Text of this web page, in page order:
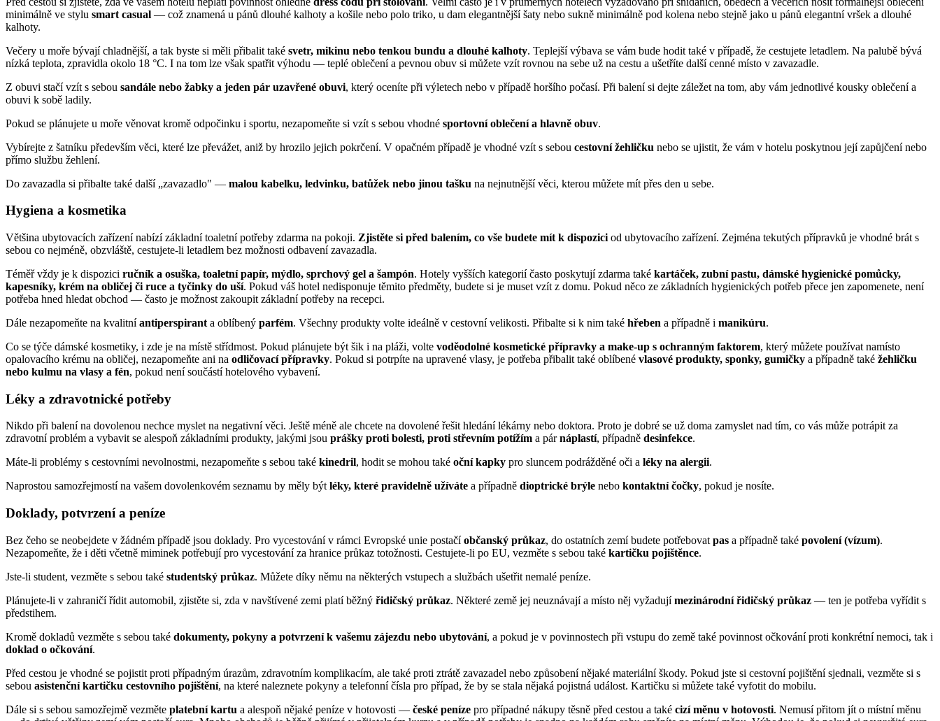
minimálně ve stylu smart casual — což znamená u pánů dlouhé kalhoty a košile nebo polo triko, u dam elegantnější šaty nebo sukně minimálně pod kolena nebo stejně jako u pánů elegantní vršek a dlouhé
kalhoty.
Večery u moře bývají chladnější, a tak byste si měli přibalit také svetr, mikinu nebo tenkou bundu a dlouhé kalhoty. Teplejší výbava se vám bude hodit také v případě, že cestujete letadlem. Na palubě bývá
nízká teplota, zpravidla okolo 18 °C. I na tom lze však spatřit výhodu — teplé oblečení a pevnou obuv si můžete vzít rovnou na sebe už na cestu a ušetříte další cenné místo v zavazadle.
Z obuvi stačí vzít s sebou sandále nebo žabky a jeden pár uzavřené obuvi, který oceníte při výletech nebo v případě horšího počasí. Při balení si dejte záležet na tom, aby vám jednotlivé kousky oblečení a
obuvi k sobě ladily.
Pokud se plánujete u moře věnovat kromě odpočinku i sportu, nezapomeňte si vzít s sebou vhodné sportovní oblečení a hlavně obuv.
Vybírejte z šatníku především věci, které lze převážet, aniž by hrozilo jejich pokrčení. V opačném případě je vhodné vzít s sebou cestovní žehličku nebo se ujistit, že vám v hotelu poskytnou její zapůjčení nebo
přímo službu žehlení.
Do zavazadla si přibalte také další „zavazadlo" — malou kabelku, ledvinku, batůžek nebo jinou tašku na nejnutnější věci, kterou můžete mít přes den u sebe.
Hygiena a kosmetika
Většina ubytovacích zařízení nabízí základní toaletní potřeby zdarma na pokoji. Zjistěte si před balením, co vše budete mít k dispozici od ubytovacího zařízení. Zejména tekutých přípravků je vhodné brát s
sebou co nejméně, obzvláště, cestujete-li letadlem bez možnosti odbavení zavazadla.
Téměř vždy je k dispozici ručník a osuška, toaletní papír, mýdlo, sprchový gel a šampón. Hotely vyšších kategorií často poskytují zdarma také kartáček, zubní pastu, dámské hygienické pomůcky,
kapesníky, krém na obličej či ruce a tyčinky do uší. Pokud váš hotel nedisponuje těmito předměty, budete si je muset vzít z domu. Pokud něco ze základních hygienických potřeb přece jen zapomenete, není
potřeba hned hledat obchod — často je možnost zakoupit základní potřeby na recepci.
Dále nezapomeňte na kvalitníantiperspirant a oblíbený parfém. Všechny produkty volte ideálně v cestovní velikosti. Přibalte si k nim také hřeben a případně i manikúru.
Co se týče dámské kosmetiky, i zde je na místě střídmost. Pokud plánujete být šik i na pláži, volte voděodolné kosmetické přípravky a make-up s ochranným faktorem, který můžete používat namísto
opalovacího krému na obličej, nezapomeňte ani na odličovací přípravky. Pokud si potrpíte na upravené vlasy, je potřeba přibalit také oblíbené vlasové produkty, sponky, gumičky a případně také žehličku
nebo kulmu na vlasy a fén, pokud není součástí hotelového vybavení.
Léky a zdravotnické potřeby
Nikdo při balení na dovolenou nechce myslet na negativní věci. Ještě méně ale chcete na dovolené řešit hledání lékárny nebo doktora. Proto je dobré se už doma zamyslet nad tím, co vás může potrápit za
zdravotní problém a vybavit se alespoň základními produkty, jakými jsou prášky proti bolesti, proti střevním potížím a párnáplastí, případně desinfekce.
Máte-li problémy s cestovními nevolnostmi, nezapomeňte s sebou také kinedril, hodit se mohou také oční kapky pro sluncem podrážděné oči a léky na alergii.
Naprostou samozřejmostí na vašem dovolenkovém seznamu by měly být léky, které pravidelně užíváte a případně dioptrické brýle nebo kontaktní čočky, pokud je nosíte.
Doklady, potvrzení a peníze
Bez čeho se neobejdete v žádném případě jsou doklady. Pro vycestování v rámci Evropské unie postačíobčanský průkaz, do ostatních zemí budete potřebovat pas a případně také povolení (vízum).
Nezapomeňte, že i děti včetně miminek potřebují pro vycestování za hranice průkaz totožnosti. Cestujete-li po EU, vezměte s sebou také kartičku pojištěnce.
Jste-li student, vezměte s sebou také studentský průkaz. Můžete díky němu na některých vstupech a službách ušetřit nemalé peníze.
Plánujete-li v zahraničí řídit automobil, zjistěte si, zda v navštívené zemi platí běžný řidičský průkaz. Některé země jej neuznávají a místo něj vyžadujímezinárodní řidičský průkaz — ten je potřeba vyřídit s
předstihem.
Kromě dokladů vezměte s sebou také dokumenty, pokyny a potvrzení k vašemu zájezdu nebo ubytování, a pokud je v povinnostech při vstupu do země také povinnost očkování proti konkrétní nemoci, tak i
doklad o očkování.
Před cestou je vhodné se pojistit proti případným úrazům, zdravotním komplikacím, ale také proti ztrátě zavazadel nebo způsobení nějaké materiální škody. Pokud jste si cestovní pojištění sjednali, vezměte si s
sebou asistenční kartičku cestovního pojištění, na které naleznete pokyny a telefonní čísla pro případ, že by se stala nějaká pojistná událost. Kartičku si můžete také vyfotit do mobilu.
Dále si s sebou samozřejmě vezměte platební kartu a alespoň nějaké peníze v hotovosti — české peníze pro případné nákupy těsně před cestou a také cizí měnu v hotovosti. Nemusí přitom jít o místní měnu